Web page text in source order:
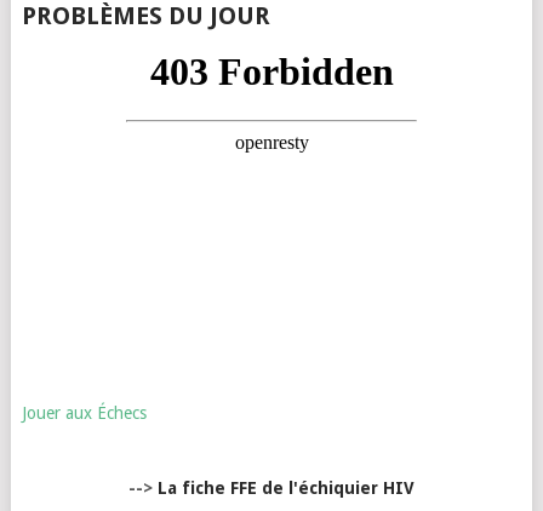
PROBLÈMES DU JOUR
Jouer aux Échecs
--> La fiche FFE de l'échiquier HIV